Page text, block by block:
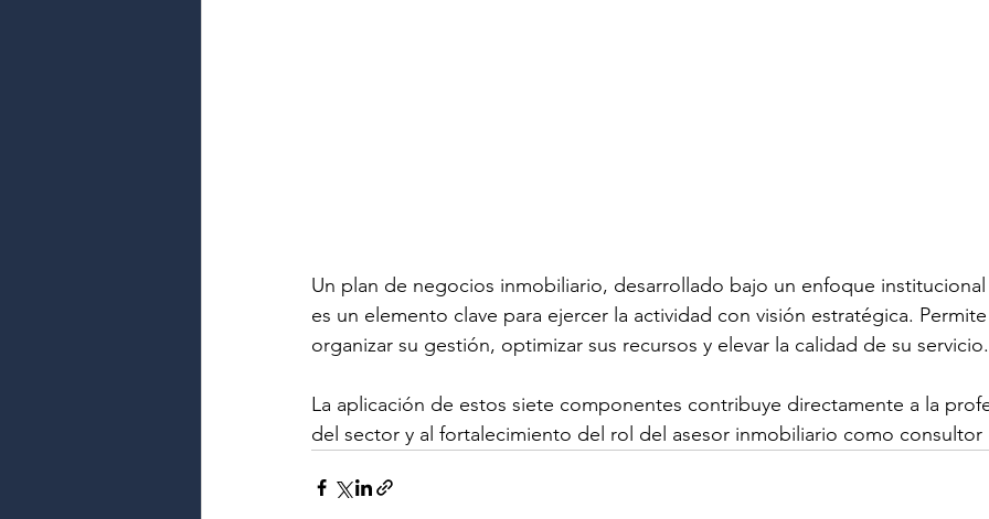
Un plan de negocios inmobiliario, desarrollado bajo un enfoque
es un elemento clave para ejercer la actividad con visión estratégica.
organizar su gestión, optimizar sus recursos y elevar la calidad de su servicio.
La aplicación de estos siete componentes contribuye directamente a la
del sector y al fortalecimiento del rol del asesor inmobiliario como consultor